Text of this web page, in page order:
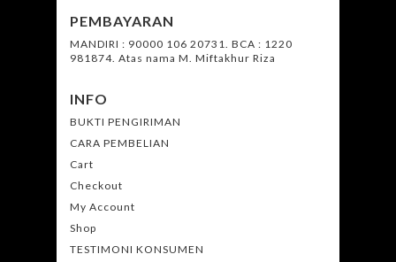
PEMBAYARAN
MANDIRI : 90000 106 20731. BCA : 1220
981874. Atas nama M. Miftakhur Riza
INFO
BUKTI PENGIRIMAN
CARA PEMBELIAN
Cart
Checkout
My Account
Shop
TESTIMONI KONSUMEN